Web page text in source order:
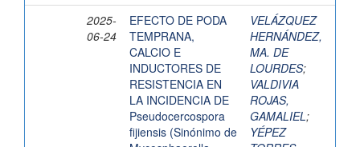
2025-
06-24
EFECTO DE PODA
TEMPRANA,
CALCIO E
INDUCTORES DE
RESISTENCIA EN
LA INCIDENCIA DE
Pseudocercospora
fijiensis (Sinónimo de
VELÁZQUEZ
HERNÁNDEZ,
MA. DE
LOURDES;
VALDIVIA
ROJAS,
GAMALIEL;
YÉPEZ